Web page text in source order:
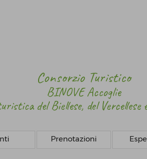
Consorzio Turistico
BINOVE Accoglie
del Biellese, del Vercellese
Prenotazioni